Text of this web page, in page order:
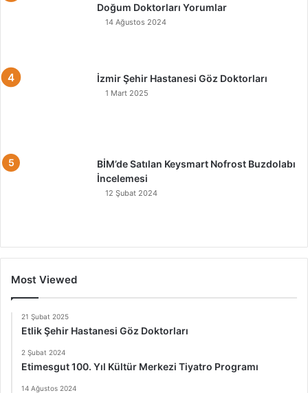
Doğum Doktorları Yorumlar
14 Ağustos 2024
İzmir Şehir Hastanesi Göz Doktorları
1 Mart 2025
BİM’de Satılan Keysmart Nofrost Buzdolabı
İncelemesi
12 Şubat 2024
Most Viewed
21 Şubat 2025
Etlik Şehir Hastanesi Göz Doktorları
2 Şubat 2024
Etimesgut 100. Yıl Kültür Merkezi Tiyatro Programı
14 Ağustos 2024